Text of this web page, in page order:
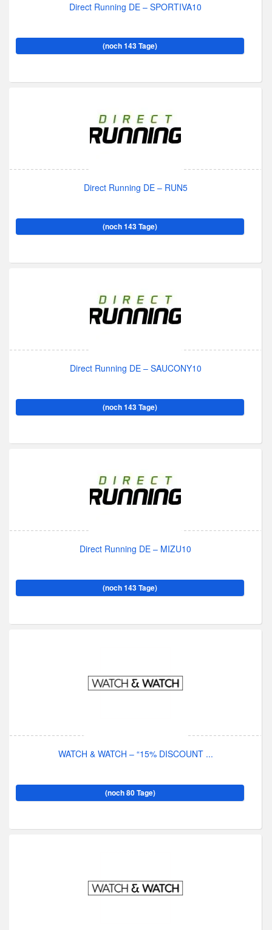
Direct Running DE – SPORTIVA10
(noch 143 Tage)
Direct Running DE – RUN5
(noch 143 Tage)
Direct Running DE – SAUCONY10
(noch 143 Tage)
Direct Running DE – MIZU10
(noch 143 Tage)
WATCH & WATCH – “15% DISCOUNT ...
(noch 80 Tage)